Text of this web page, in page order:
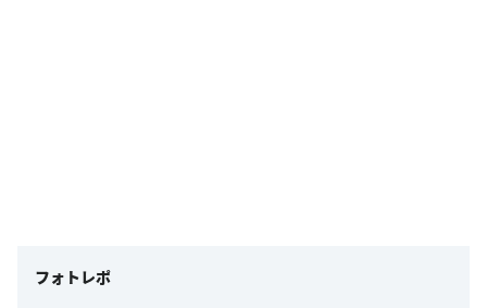
フォトレポ